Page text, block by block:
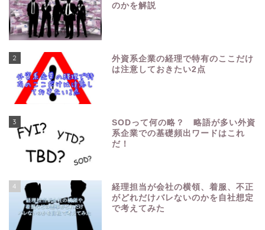
のかを解説
2
外資系企業の経理で特有のここだけ
は注意しておきたい2点
3
SODって何の略？ 略語が多い外資
系企業での基礎頻出ワードはこれ
だ！
4
経理担当が会社の横領、着服、不正
がどれだけバレないのかを自社想定
で考えてみた